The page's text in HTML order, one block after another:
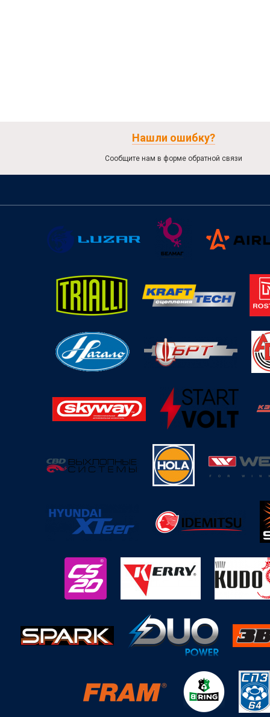
Нашли ошибку?
Сообщите нам в форме обратной связи